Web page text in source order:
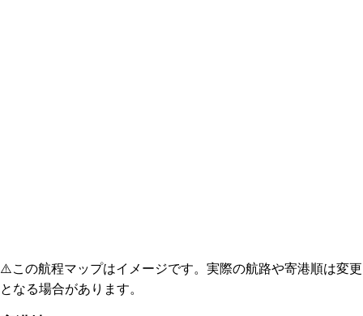
⚠️この航程マップはイメージです。実際の航路や寄港順は変更
となる場合があります。